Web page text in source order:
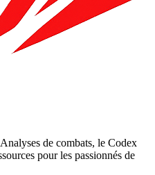
de combats, le Codex
pour les passionnés de